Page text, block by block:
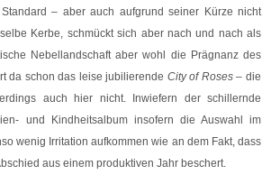
– aber auch aufgrund seiner Kürze nicht
Kerbe, schmückt sich aber nach und nach als
Nebellandschaft aber wohl die Prägnanz des
da schon das leise jubilierende City of Roses – die
auch hier nicht. Inwiefern der schillernde
und Kindheitsalbum insofern die Auswahl im
wenig Irritation aufkommen wie an dem Fakt, dass
aus einem produktiven Jahr beschert.